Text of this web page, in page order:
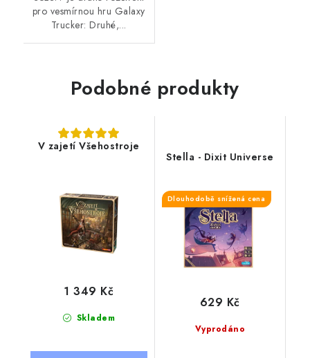
pro vesmírnou hru Galaxy
Trucker: Druhé,...
Podobné produkty
V zajetí Všehostroje
Skladem
1 349 Kč
Stella - Dixit Universe
Dlouhodobě snížená cena
Vyprodáno
629 Kč